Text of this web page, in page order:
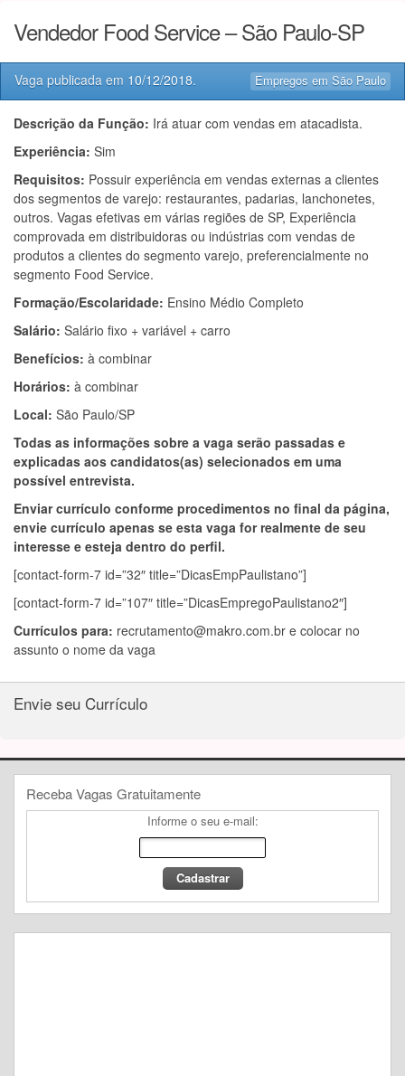
Vendedor Food Service – São Paulo-SP
Empregos em São Paulo
Vaga publicada em 10/12/2018.
Descrição da Função: Irá atuar com vendas em atacadista.
Experiência: Sim
Requisitos: Possuir experiência em vendas externas a clientes
dos segmentos de varejo: restaurantes, padarias, lanchonetes,
outros. Vagas efetivas em várias regiões de SP, Experiência
comprovada em distribuidoras ou indústrias com vendas de
produtos a clientes do segmento varejo, preferencialmente no
segmento Food Service.
Formação/Escolaridade: Ensino Médio Completo
Salário: Salário fixo + variável + carro
Benefícios: à combinar
Horários: à combinar
Local: São Paulo/SP
Todas as informações sobre a vaga serão passadas e
explicadas aos candidatos(as) selecionados em uma
possível entrevista.
Enviar currículo conforme procedimentos no final da página,
envie currículo apenas se esta vaga for realmente de seu
interesse e esteja dentro do perfil.
[contact-form-7 id=”32″ title=”DicasEmpPaulistano”]
[contact-form-7 id=”107″ title=”DicasEmpregoPaulistano2″]
Currículos para: recrutamento@makro.com.br e colocar no
assunto o nome da vaga
Envie seu Currículo
Receba Vagas Gratuitamente
Informe o seu e-mail: